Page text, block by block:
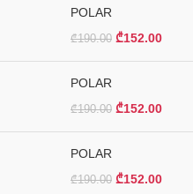
POLAR
₾190.00 ₾152.00
POLAR
₾190.00 ₾152.00
POLAR
₾190.00 ₾152.00